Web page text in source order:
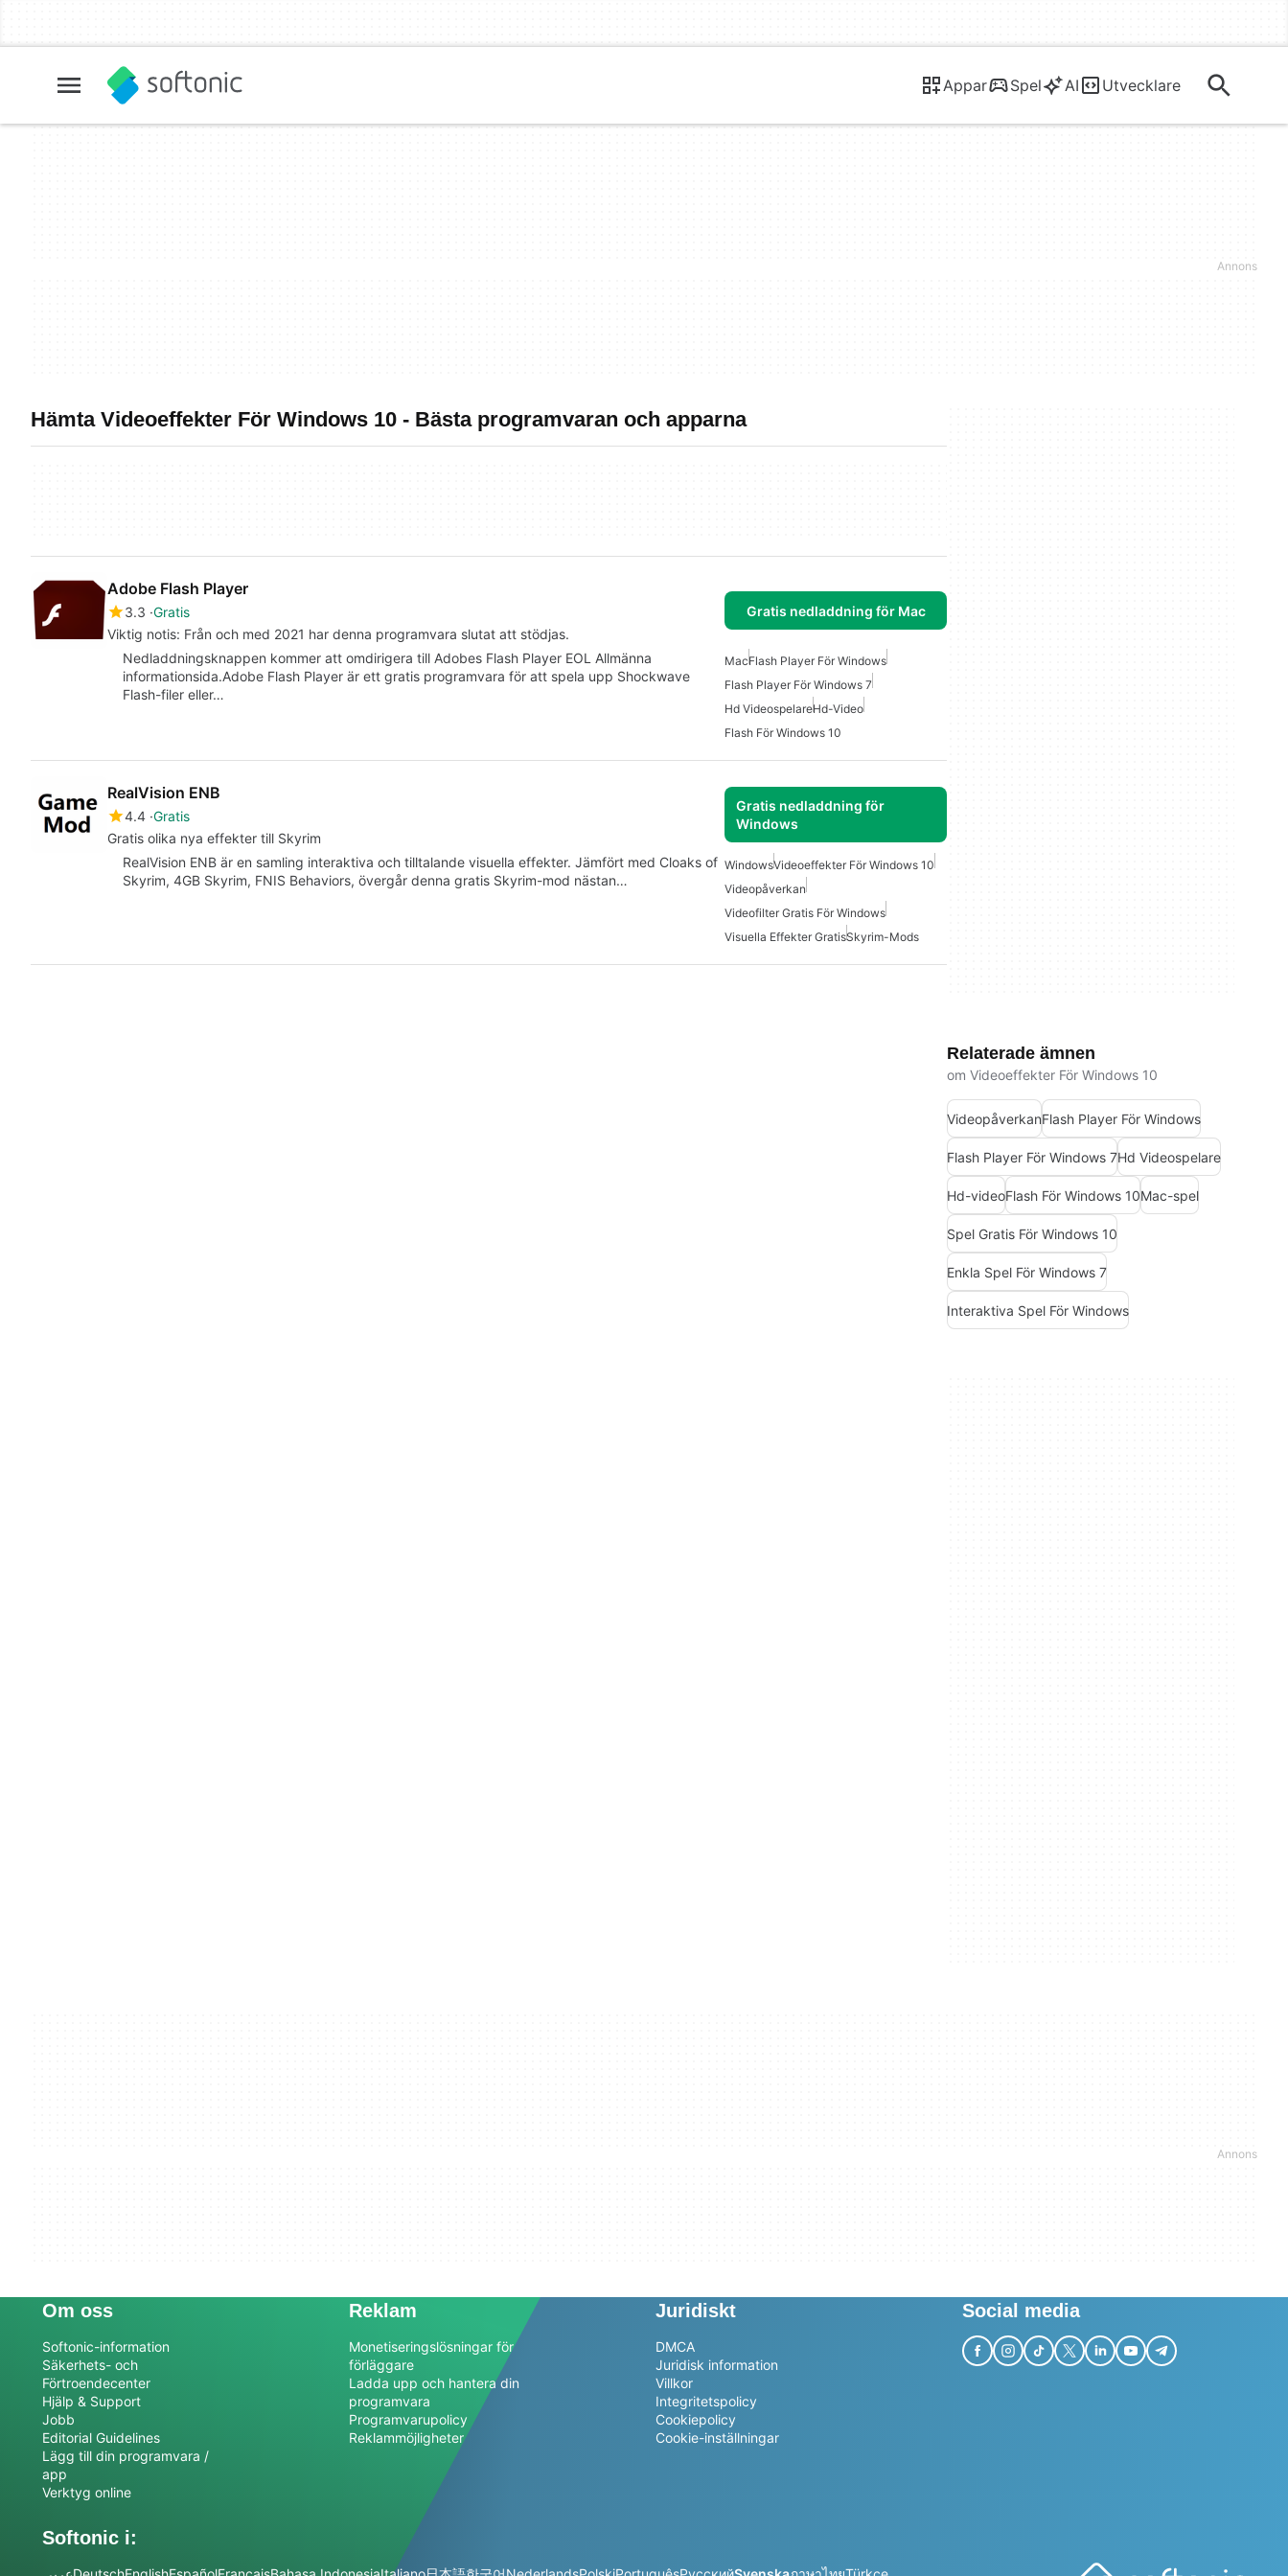
Appar Spel AI Utvecklare
Hämta Videoeffekter För Windows 10 - Bästa programvaran och apparna
Adobe Flash Player
3.3 Gratis
Viktig notis: Från och med 2021 har denna programvara slutat att stödjas.
Gratis nedladdning för Mac
Nedladdningsknappen kommer att omdirigera till Adobes Flash Player EOL Allmänna
informationsida.Adobe Flash Player är ett gratis programvara för att spela upp Shockwave
Flash-filer eller…
MacFlash Player För Windows
Flash Player För Windows 7
Hd VideospelareHd-Video
Flash För Windows 10
RealVision ENB
4.4 Gratis
Gratis olika nya effekter till Skyrim
Gratis nedladdning för
Windows
RealVision ENB är en samling interaktiva och tilltalande visuella effekter. Jämfört med Cloaks of
Skyrim, 4GB Skyrim, FNIS Behaviors, övergår denna gratis Skyrim-mod nästan…
WindowsVideoeffekter För Windows 10
Videopåverkan
Videofilter Gratis För Windows
Visuella Effekter GratisSkyrim-Mods
Relaterade ämnen
om Videoeffekter För Windows 10
VideopåverkanFlash Player För Windows
Flash Player För Windows 7Hd Videospelare
Hd-videoFlash För Windows 10Mac-spel
Spel Gratis För Windows 10
Enkla Spel För Windows 7
Interaktiva Spel För Windows
Om oss
Softonic-information
Säkerhets- och
Förtroendecenter
Hjälp & Support
Jobb
Editorial Guidelines
Lägg till din programvara /
app
Verktyg online
Reklam
Monetiseringslösningar för
förläggare
Ladda upp och hantera din
programvara
Programvarupolicy
Reklammöjligheter
Juridiskt
DMCA
Juridisk information
Villkor
Integritetspolicy
Cookiepolicy
Cookie-inställningar
Social media
Softonic i: